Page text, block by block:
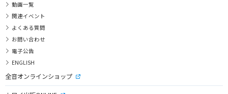
動画一覧
関連イベント
よくある質問
お問い合わせ
電子公告
ENGLISH
全音オンラインショップ